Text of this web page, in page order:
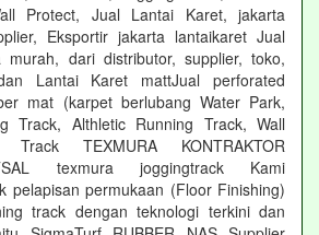
Protect, Jual Lantai Karet, jakarta
Eksportir jakarta lantaikaret Jual
murah, dari distributor, supplier, toko,
Lantai Karet mattJual perforated
mat (karpet berlubang Water Park,
Track, Althletic Running Track, Wall
TEXMURA KONTRAKTOR
texmura joggingtrack Kami
pelapisan permukaan (Floor Finishing)
track dengan teknologi terkini dan